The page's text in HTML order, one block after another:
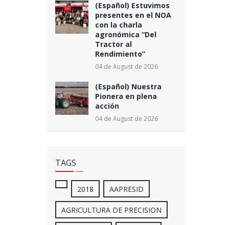
(Español) Estuvimos
presentes en el NOA
con la charla
agronómica “Del
Tractor al
Rendimiento”
04 de August de 2026
(Español) Nuestra
Pionera en plena
acción
04 de August de 2026
TAGS
2018 AAPRESID
AGRICULTURA DE PRECISION